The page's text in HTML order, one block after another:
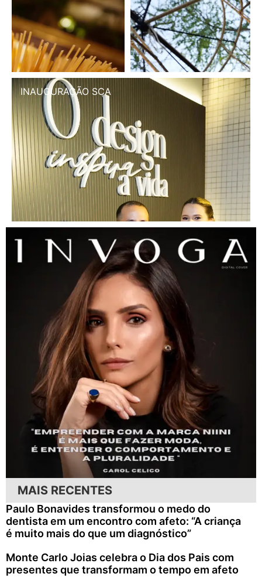
INAUGURAÇÃO SCA
MAIS RECENTES
Paulo Bonavides transformou o medo do
dentista em um encontro com afeto: “A criança
é muito mais do que um diagnóstico”
Monte Carlo Joias celebra o Dia dos Pais com
presentes que transformam o tempo em afeto